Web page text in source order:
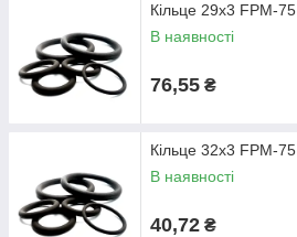
Кільце 29х3 FPM-75
В наявності
76,55 ₴
Кільце 32х3 FPM-75
В наявності
40,72 ₴